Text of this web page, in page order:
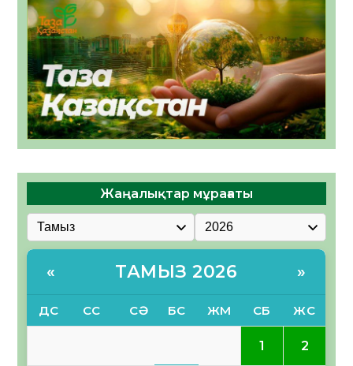
Жаңалықтар мұрағаты
« ТАМЫЗ 2026 »
ДС СС СӘ БС ЖМ СБ ЖС
1 2